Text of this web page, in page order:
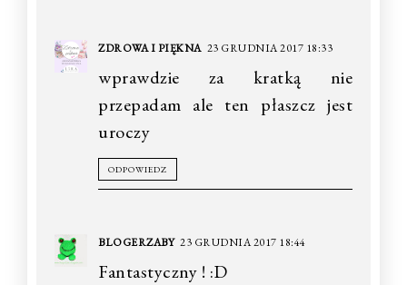
ZDROWA I PIĘKNA 23 GRUDNIA 2017 18:33
wprawdzie za kratką nie
przepadam ale ten płaszcz jest
uroczy
ODPOWIEDZ
BLOGERZABY 23 GRUDNIA 2017 18:44
Fantastyczny ! :D